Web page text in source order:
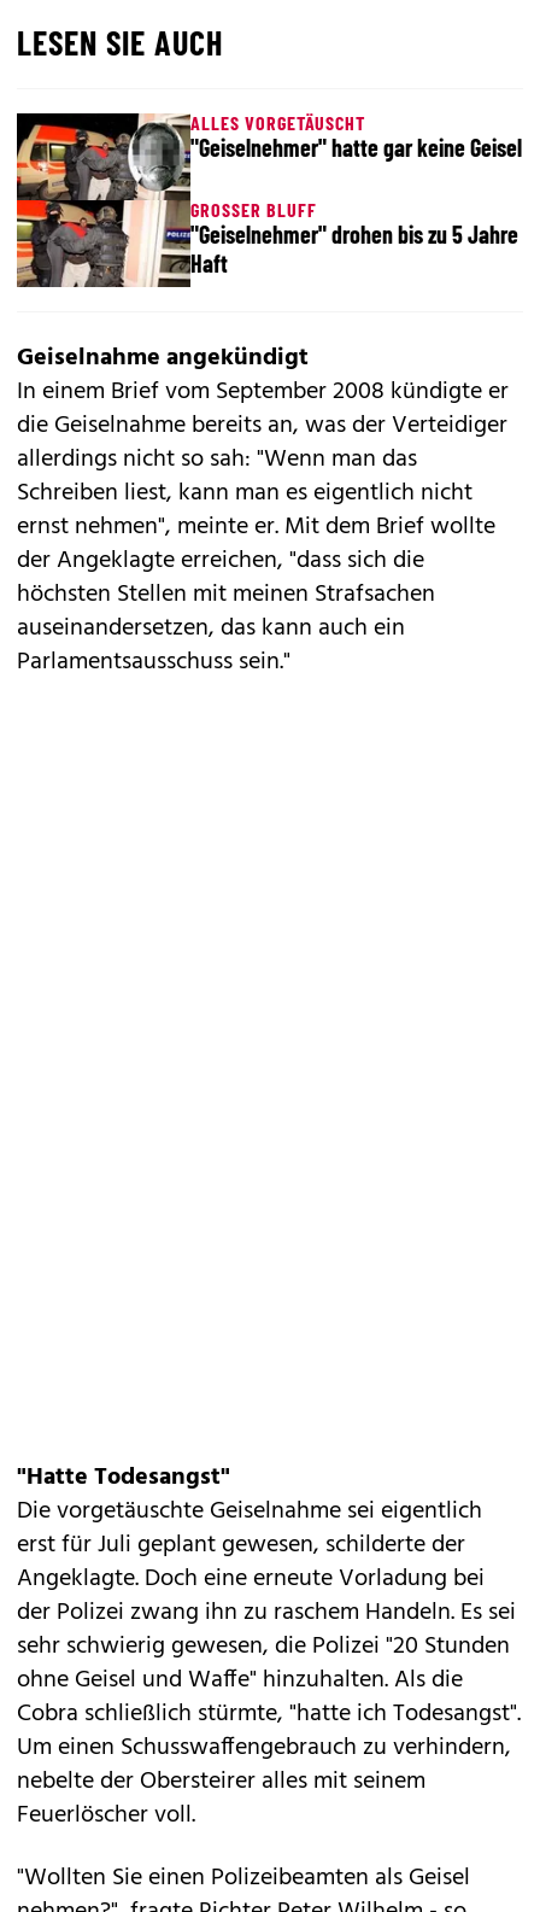
LESEN SIE AUCH
ALLES VORGETÄUSCHT
"Geiselnehmer" hatte gar keine Geisel
GROSSER BLUFF
"Geiselnehmer" drohen bis zu 5 Jahre
Haft
Geiselnahme angekündigt
In einem Brief vom September 2008 kündigte er
die Geiselnahme bereits an, was der Verteidiger
allerdings nicht so sah: "Wenn man das
Schreiben liest, kann man es eigentlich nicht
ernst nehmen", meinte er. Mit dem Brief wollte
der Angeklagte erreichen, "dass sich die
höchsten Stellen mit meinen Strafsachen
auseinandersetzen, das kann auch ein
Parlamentsausschuss sein."
"Hatte Todesangst"
Die vorgetäuschte Geiselnahme sei eigentlich
erst für Juli geplant gewesen, schilderte der
Angeklagte. Doch eine erneute Vorladung bei
der Polizei zwang ihn zu raschem Handeln. Es sei
sehr schwierig gewesen, die Polizei "20 Stunden
ohne Geisel und Waffe" hinzuhalten. Als die
Cobra schließlich stürmte, "hatte ich Todesangst".
Um einen Schusswaffengebrauch zu verhindern,
nebelte der Obersteirer alles mit seinem
Feuerlöscher voll.
"Wollten Sie einen Polizeibeamten als Geisel